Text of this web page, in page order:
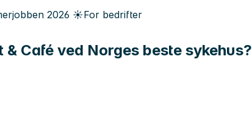
2026 ☀️For bedrifter
Café ved Norges beste sykehus?